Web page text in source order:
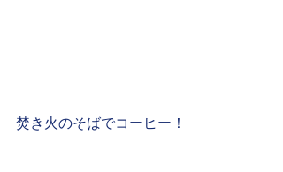
焚き火のそばでコーヒー！